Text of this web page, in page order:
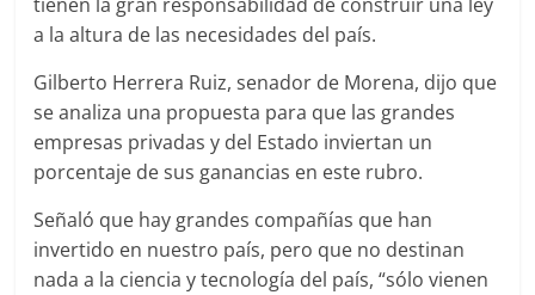
a la altura de las necesidades del país.
Gilberto Herrera Ruiz, senador de Morena, dijo que
se analiza una propuesta para que las grandes
empresas privadas y del Estado inviertan un
porcentaje de sus ganancias en este rubro.
Señaló que hay grandes compañías que han
invertido en nuestro país, pero que no destinan
nada a la ciencia y tecnología del país, “sólo vienen